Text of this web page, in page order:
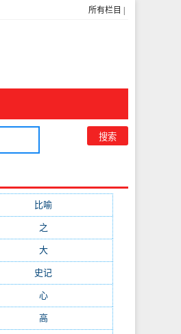
所有栏目
比喻
之
大(292)
史记
心(200)
高(190)